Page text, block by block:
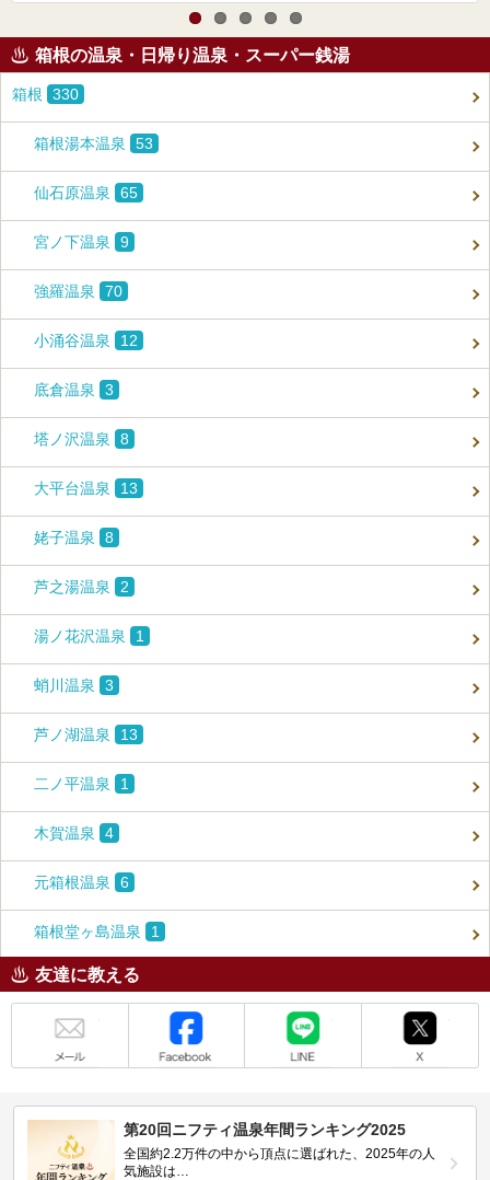
箱根の温泉・日帰り温泉・スーパー銭湯
箱根 330
箱根湯本温泉 53
仙石原温泉 65
宮ノ下温泉 9
強羅温泉 70
小涌谷温泉 12
底倉温泉 3
塔ノ沢温泉 8
大平台温泉 13
姥子温泉 8
芦之湯温泉 2
湯ノ花沢温泉 1
蛸川温泉 3
芦ノ湖温泉 13
二ノ平温泉 1
木賀温泉 4
元箱根温泉 6
箱根堂ヶ島温泉 1
友達に教える
第20回ニフティ温泉年間ランキング2025
全国約2.2万件の中から頂点に選ばれた、2025年の人
気施設は…